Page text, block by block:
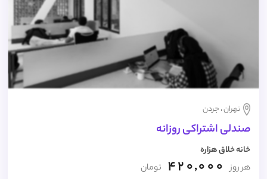
تهران ، جردن
صندلی اشتراکی روزانه
خانه خلاق هزاره
هر روز 420,000 تومان